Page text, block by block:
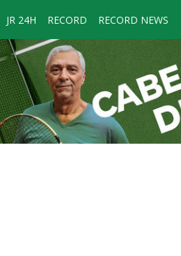
JR 24H RECORD RECORD NEWS